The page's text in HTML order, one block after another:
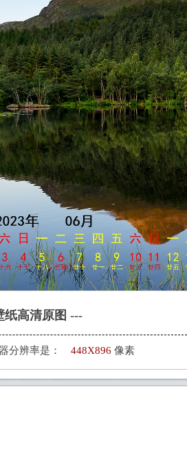
纸高清原图 ---
分辨率是： 448X896 像素